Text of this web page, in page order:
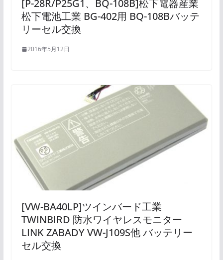
[P-28R/P25G1、BQ-108B]松下電器産業
松下電池工業 BG-402用 BQ-108Bバッテ
リーセル交換
2016年5月12日
[VW-BA40LP]ツインバード工業
TWINBIRD 防水ワイヤレスモニター
LINK ZABADY VW-J109S他 バッテリー
セル交換